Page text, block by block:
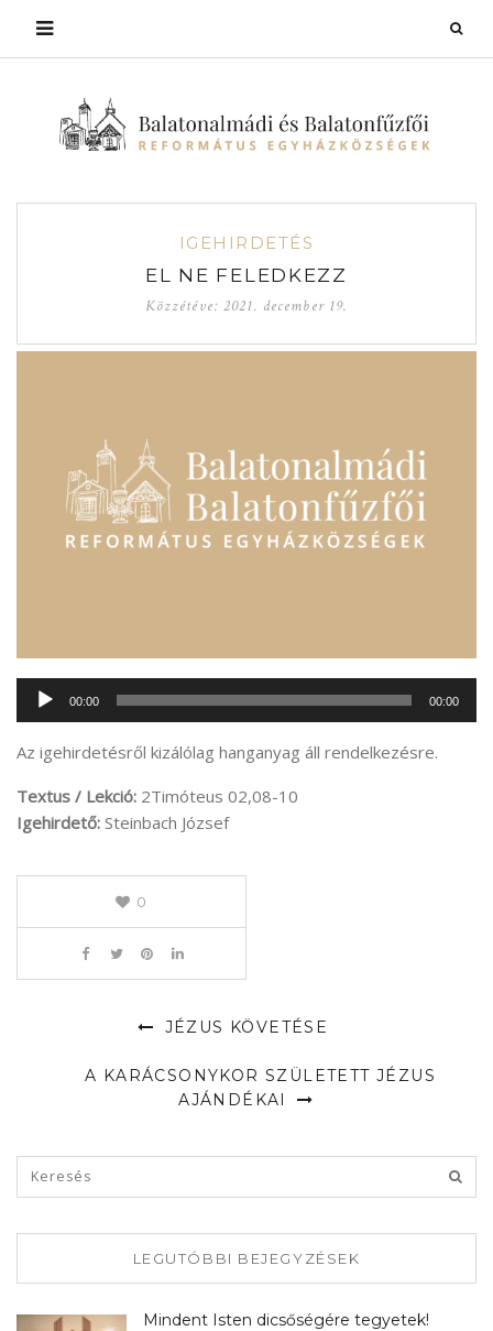
IGEHIRDETÉS
EL NE FELEDKEZZ
Közzétéve:2021. december 19.
Audió
00:00 00:00
Az igehirdetésről kizálólag hanganyag áll rendelkezésre.
Textus / Lekció: 2Timóteus 02,08-10
Igehirdető: Steinbach József
0
JÉZUS KÖVETÉSE
A KARÁCSONYKOR SZÜLETETT JÉZUS
AJÁNDÉKAI
LEGUTÓBBI BEJEGYZÉSEK
Mindent Isten dicsőségére tegyetek!